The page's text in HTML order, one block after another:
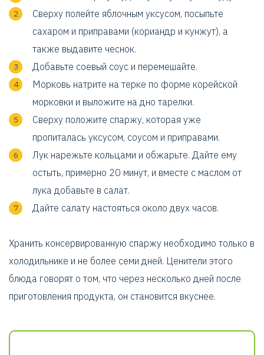
Сверху полейте яблочным уксусом, посыпьте
сахаром и приправами (кориандр и кунжут), а
также выдавите чеснок.
Добавьте соевый соус и перемешайте.
Морковь натрите на терке по форме корейской
морковки и выложите на дно тарелки.
Сверху положите спаржу, которая уже
пропиталась уксусом, соусом и приправами.
Лук нарежьте кольцами и обжарьте. Дайте ему
остыть, примерно 20 минут, и вместе с маслом от
лука добавьте в салат.
Дайте салату настояться около двух часов.
Хранить консервированную спаржу необходимо только в
холодильнике и не более семи дней. Ценители этого
блюда говорят о том, что через несколько дней после
приготовления продукта, он становится вкуснее.